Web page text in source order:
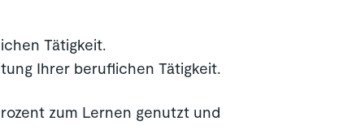
Tätigkeit.
Ihrer beruflichen Tätigkeit.
zum Lernen genutzt und